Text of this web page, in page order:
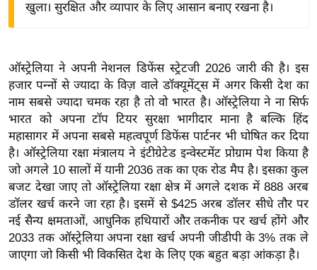
त
वि
शे
ष
ज्ञ
रा
य
ब
ज
ट
खे
खुला। सुरक्षित और व्यापार के लिए आसान बनाए रखना है।
ऑस्ट्रेलिया ने अपनी नेशनल डिफेंस स्ट्रेटजी 2026 जारी की है। इस
हजार पन्नों से ज्यादा के विज़ वाले डॉक्यूमेंट्स में अगर किसी देश का
नाम सबसे ज्यादा चमक रहा है तो वो भारत है। ऑस्ट्रेलिया ने ना सिर्फ
भारत को अपना टॉप टियर सुरक्षा भागीदार माना है बल्कि हिंद
महासागर में अपना सबसे महत्वपूर्ण डिफेंस पार्टनर भी घोषित कर दिया
है। ऑस्ट्रेलिया रक्षा मंत्रालय ने इंटीग्रेटेड इन्वेस्टमेंट प्रोग्राम पेश किया है
जो अगले 10 सालों में यानी 2036 तक का एक रोड मैप है। इसका कुल
बजट देखा जाए तो ऑस्ट्रेलिया रक्षा क्षेत्र में अगले दशक में 888 अरब
डॉलर खर्च करने जा रहा है। इसमें से $425 अरब डॉलर सीधे तौर पर
नई सैन्य क्षमताओं, आधुनिक हथियारों और तकनीक पर खर्च होंगे और
2033 तक ऑस्ट्रेलिया अपना रक्षा खर्च अपनी जीडीपी के 3% तक ले
जाएगा जो किसी भी विकसित देश के लिए एक बहुत बड़ा आंकड़ा है।